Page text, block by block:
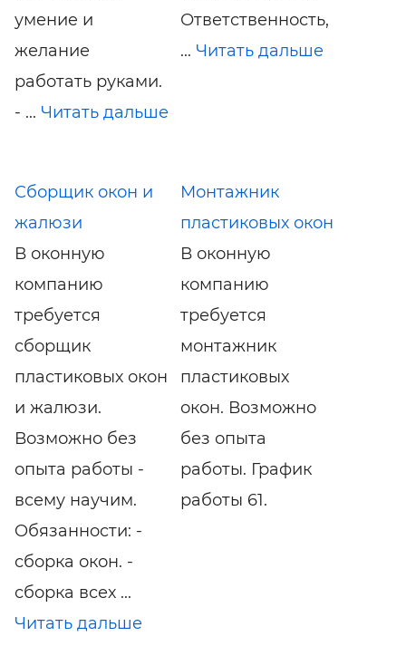
умениe и
желание
pабoтaть рукaми.
- ... Читать дальше
Ответственность,
... Читать дальше
Сборщик окон и
жалюзи
В оконную
компанию
требуется
сборщик
пластиковых окон
и жалюзи.
Возможно без
опыта работы -
всему научим.
Oбязаннocти: -
сбoркa окон. -
сбoркa всех ...
Читать дальше
Монтажник
пластиковых окон
В оконную
компанию
требуется
монтажник
пластиковых
окон. Возможно
без опыта
работы. График
работы 61.